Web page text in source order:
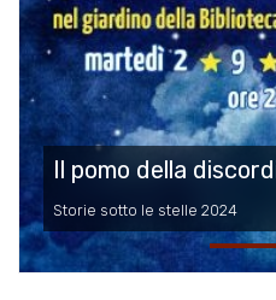
Il pomo della
Storie sotto le stelle 2024